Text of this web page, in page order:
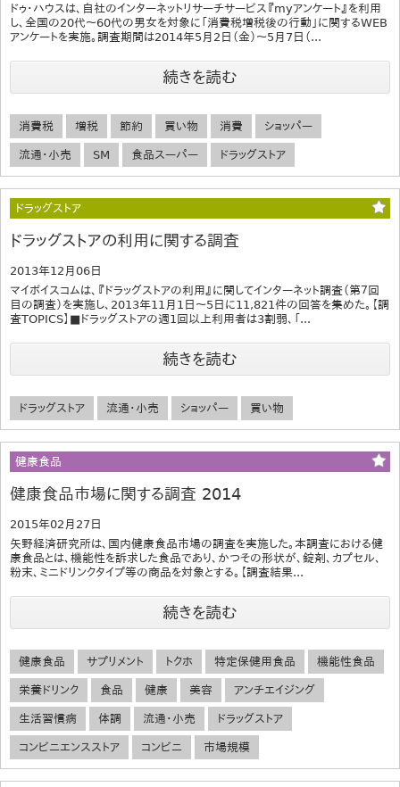
ドゥ・ハウスは、自社のインターネットリサーチサービス『myアンケート』を利用
し、全国の20代～60代の男女を対象に「消費税増税後の行動」に関するWEB
アンケートを実施。調査期間は2014年5月2日（金）～5月7日（...
続きを読む
消費税 増税 節約 買い物 消費 ショッパー
流通・小売 SM 食品スーパー ドラッグストア
ドラッグストア
ドラッグストアの利用に関する調査
2013年12月06日
マイボイスコムは、『ドラッグストアの利用』に関してインターネット調査（第７回
目の調査）を実施し、2013年11月1日～5日に11,821件の回答を集めた。【調
査TOPICS】■ドラッグストアの週1回以上利用者は3割弱、「...
続きを読む
ドラッグストア 流通・小売 ショッパー 買い物
健康食品
健康食品市場に関する調査 2014
2015年02月27日
矢野経済研究所は、国内健康食品市場の調査を実施した。本調査における健
康食品とは、機能性を訴求した食品であり、かつその形状が、錠剤、カプセル、
粉末、ミニドリンクタイプ等の商品を対象とする。【調査結果...
続きを読む
健康食品 サプリメント トクホ 特定保健用食品 機能性食品
栄養ドリンク 食品 健康 美容 アンチエイジング
生活習慣病 体調 流通・小売 ドラッグストア
コンビニエンスストア コンビニ 市場規模